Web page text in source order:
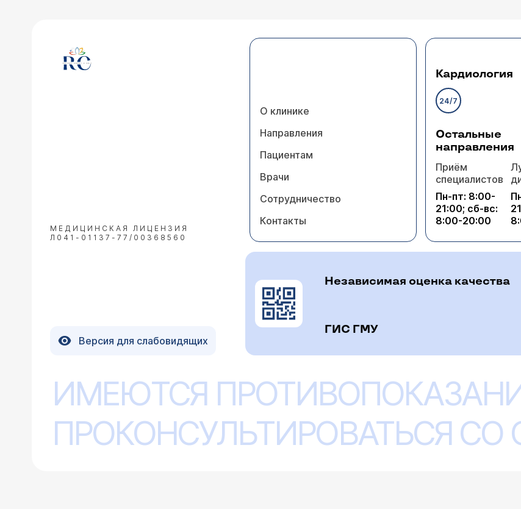
МЕДИЦИНСКАЯ ЛИЦЕНЗИЯ
Л041-01137-77/00368560
О клинике
Направления
Пациентам
Врачи
Сотрудничество
Контакты
Кардиология
24/7
Остальные
направления
Приём
специалистов
Пн-пт: 8:00-
21:00; сб-вс:
8:00-20:00
Версия для слабовидящих
Независимая оценка качества
ГИС ГМУ
ИМЕЮТСЯ
ПРОКОНСУЛЬТИРОВАТЬСЯ